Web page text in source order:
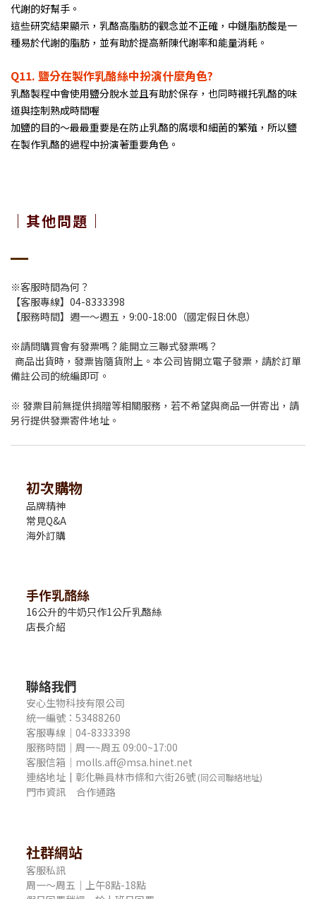
代謝的好幫手。
這些研究結果顯示，乳酪高脂肪的觀念並不正確，中鏈脂肪酸是一
種易於代謝的脂肪，並有助於提高新陳代謝率和能量消耗。
Q11. 鹽分在製作乳酪絲中扮演什麼角色?
乳酪製程中會使用鹽分脫水並且有助於保存，也同時襯托乳酪的味
道與控制熟成時間喔
加鹽的目的～最最重要是在防止乳酪的腐壞和細菌的繁殖，所以鹽
在製作乳酪的過程中扮演著重要角色 。
｜其他問題｜
※客服時間為何？
【客服專線】04-8333398
【服務時間】週一～週五，9:00-18:00（國定假日休息）
※請問購買會有發票嗎？能開立三聯式發票嗎？
商品出貨時，發票皆隨貨附上。本公司皆開立電子發票，請於訂單
備註公司的統編即可。
※ 發票目前無提供捐贈等相關服務，若不希望與商品一併寄出，請
另行提供發票寄件地址。
初次購物
品牌精神
常見Q&A
海外訂購
手作乳酪絲
16公升的牛奶只作1公斤乳酪絲
店長介紹
聯絡我們
安心生物科技有限公司
統一編號：53488260
客服專線｜04-8333398
服務時間｜周一~周五 09:00~17:00
客服信箱｜molls.aff@msa.hinet.net
連絡地址 ｜ 彰化縣員林市條和六街26號 (同公司聯絡地址)
門市資訊 合作通路
社群網站
客服私訊
周一～周五｜上午8點-18點